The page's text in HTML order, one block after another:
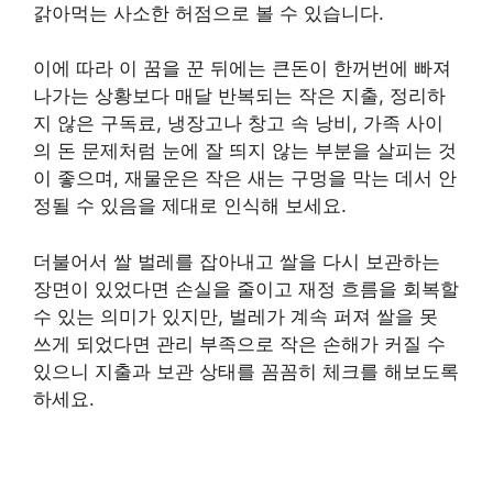
갉아먹는 사소한 허점으로 볼 수 있습니다.
이에 따라 이 꿈을 꾼 뒤에는 큰돈이 한꺼번에 빠져
나가는 상황보다 매달 반복되는 작은 지출, 정리하
지 않은 구독료, 냉장고나 창고 속 낭비, 가족 사이
의 돈 문제처럼 눈에 잘 띄지 않는 부분을 살피는 것
이 좋으며, 재물운은 작은 새는 구멍을 막는 데서 안
정될 수 있음을 제대로 인식해 보세요.
더불어서 쌀 벌레를 잡아내고 쌀을 다시 보관하는
장면이 있었다면 손실을 줄이고 재정 흐름을 회복할
수 있는 의미가 있지만, 벌레가 계속 퍼져 쌀을 못
쓰게 되었다면 관리 부족으로 작은 손해가 커질 수
있으니 지출과 보관 상태를 꼼꼼히 체크를 해보도록
하세요.